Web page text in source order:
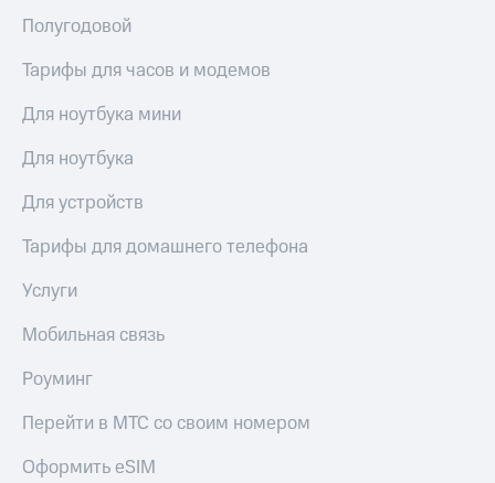
Полугодовой
Тарифы для часов и модемов
Для ноутбука мини
Для ноутбука
Для устройств
Тарифы для домашнего телефона
Услуги
Мобильная связь
Роуминг
Перейти в МТС со своим номером
Оформить eSIM